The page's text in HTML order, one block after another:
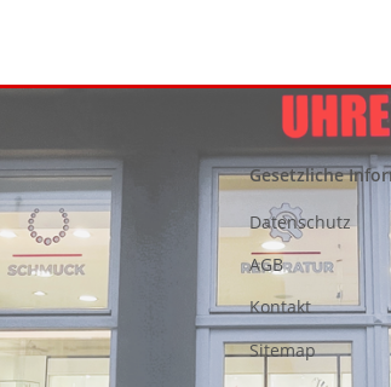
Gesetzliche
Datenschutz
AGB
Kontakt
Sitemap